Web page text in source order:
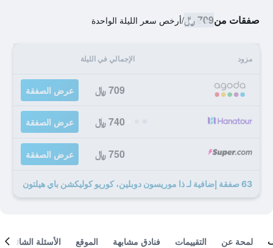
صفقات من709 ﷼ /أرخص سعر الليلة الواحدة
مزود الإجمالي في الليلة
709 ﷼ عرض الصفقة
740 ﷼ عرض الصفقة
750 ﷼ عرض الصفقة
63 صفقة إضافية لـ ذا موريسون دوبلين، كوريو كوليكشن باي هيلتون
لمحة عن التقييمات فنادق مشابهة الموقع الأسئلة الشائعة